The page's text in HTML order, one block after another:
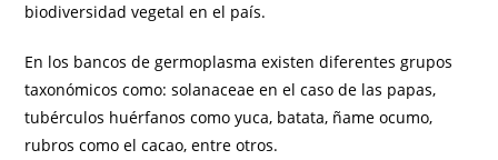
biodiversidad vegetal en el país.
En los bancos de germoplasma existen diferentes grupos
taxonómicos como: solanaceae en el caso de las papas,
tubérculos huérfanos como yuca, batata, ñame ocumo,
rubros como el cacao, entre otros.